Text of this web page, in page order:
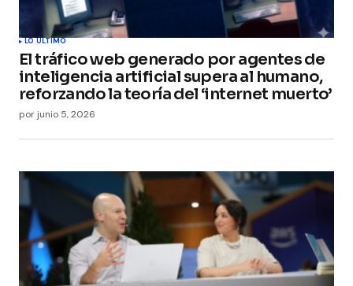
LO ÚLTIMO
El tráfico web generado por agentes de
inteligencia artificial supera al humano,
reforzando la teoría del ‘internet muerto’
por junio 5, 2026